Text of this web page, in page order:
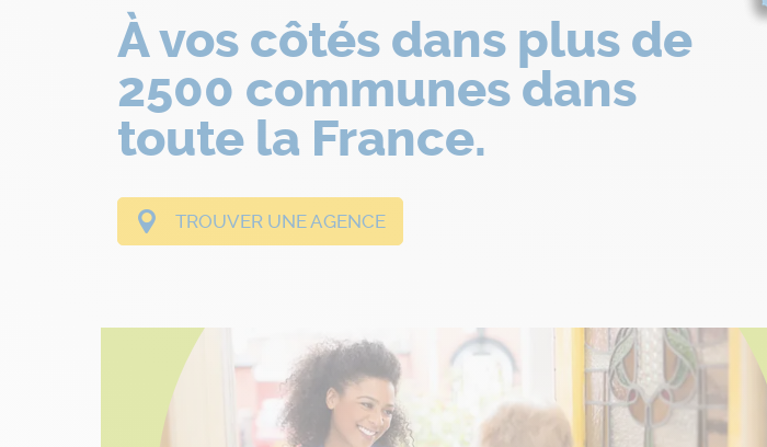
À vos côtés dans plus de
2500 communes dans
toute la France.
TROUVER UNE AGENCE